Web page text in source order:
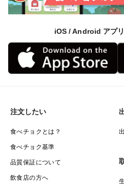
iOS / Android アプ
注文したい
食べチョクとは？
食べチョク基準
品質保証について
飲食店の方へ